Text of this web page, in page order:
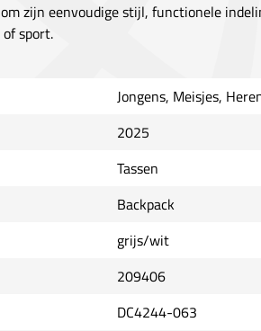
zijn eenvoudige stijl, functionele
sport.
Jongens, Meisjes,
2025
Tassen
Backpack
grijs/wit
209406
DC4244-063